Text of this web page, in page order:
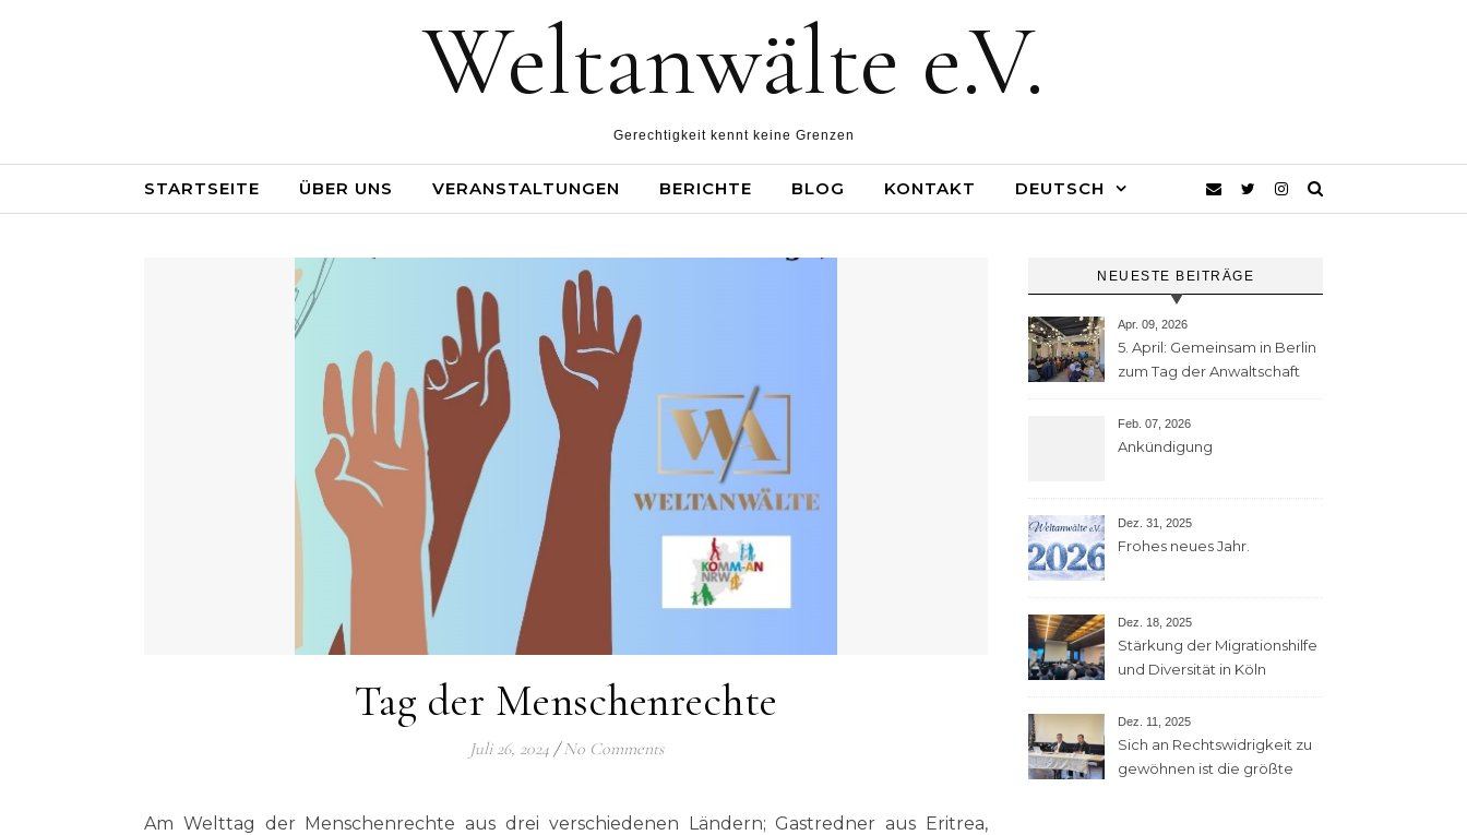
Weltanwälte e.V.
Gerechtigkeit kennt keine Grenzen
STARTSEITE ÜBER UNS VERANSTALTUNGEN BERICHTE BLOG KONTAKT DEUTSCH
Tag der Menschenrechte
Juli 26, 2024 / No Comments
Am Welttag der Menschenrechte aus drei verschiedenen Ländern; Gastredner aus Eritrea,
NEUESTE BEITRÄGE
Apr. 09, 2026
5. April: Gemeinsam in Berlin
zum Tag der Anwaltschaft
Feb. 07, 2026
Ankündigung
Dez. 31, 2025
Frohes neues Jahr.
Dez. 18, 2025
Stärkung der Migrationshilfe
und Diversität in Köln
Dez. 11, 2025
Sich an Rechtswidrigkeit zu
gewöhnen ist die größte